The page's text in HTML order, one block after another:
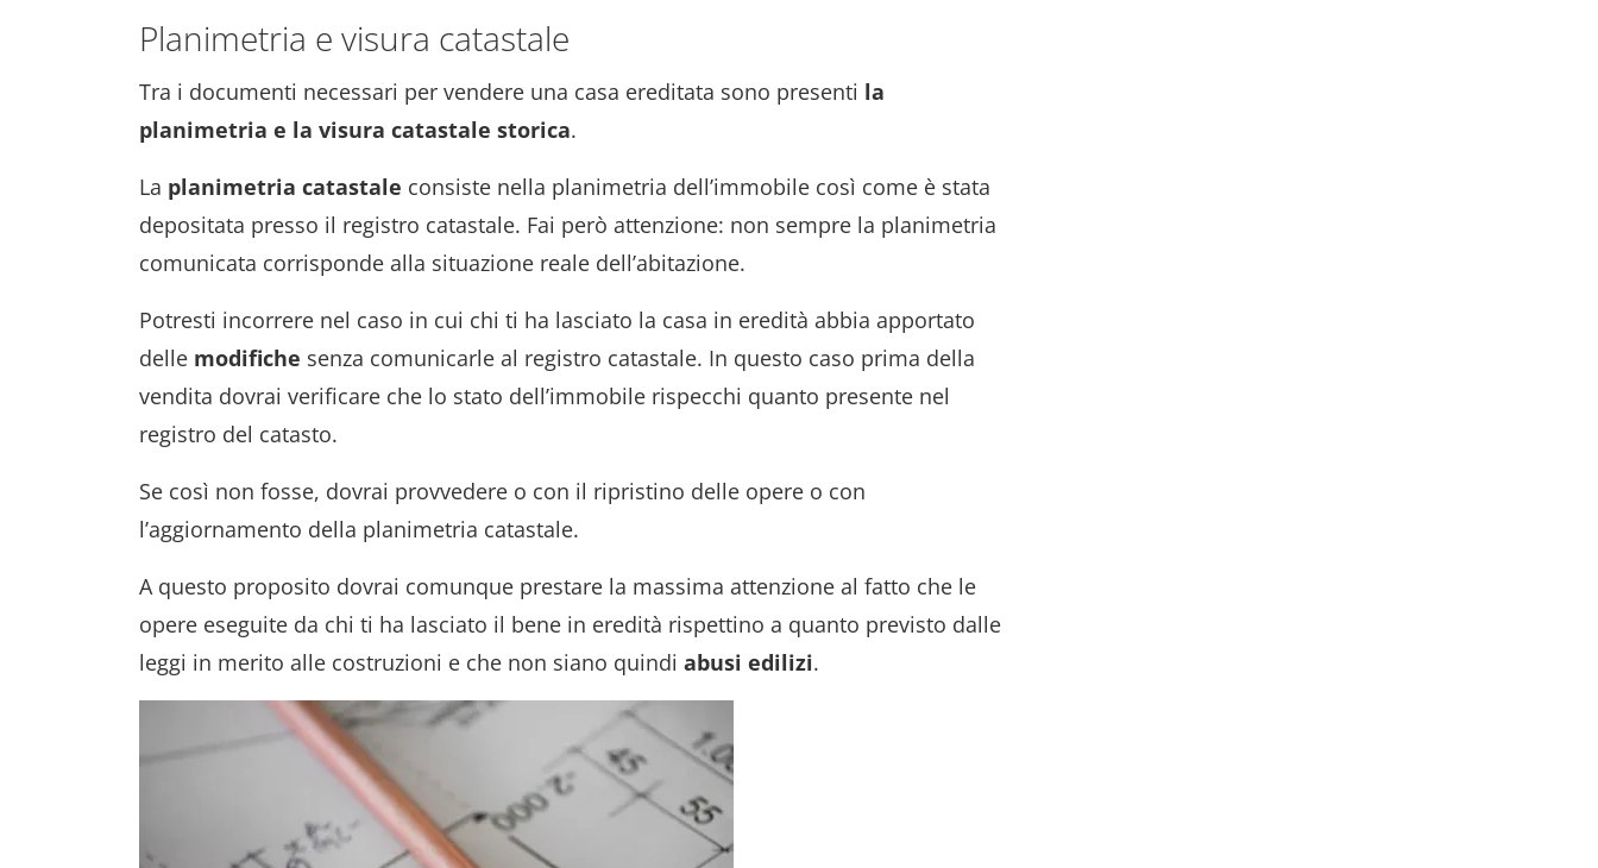
Planimetria e visura catastale
Tra i documenti necessari per vendere una casa ereditata sono presenti la
planimetria e la visura catastale storica.
La planimetria catastale consiste nella planimetria dell’immobile così come è stata
depositata presso il registro catastale. Fai però attenzione: non sempre la planimetria
comunicata corrisponde alla situazione reale dell’abitazione.
Potresti incorrere nel caso in cui chi ti ha lasciato la casa in eredità abbia apportato
delle modifiche senza comunicarle al registro catastale. In questo caso prima della
vendita dovrai verificare che lo stato dell’immobile rispecchi quanto presente nel
registro del catasto.
Se così non fosse, dovrai provvedere o con il ripristino delle opere o con
l’aggiornamento della planimetria catastale.
A questo proposito dovrai comunque prestare la massima attenzione al fatto che le
opere eseguite da chi ti ha lasciato il bene in eredità rispettino a quanto previsto dalle
leggi in merito alle costruzioni e che non siano quindi abusi edilizi.